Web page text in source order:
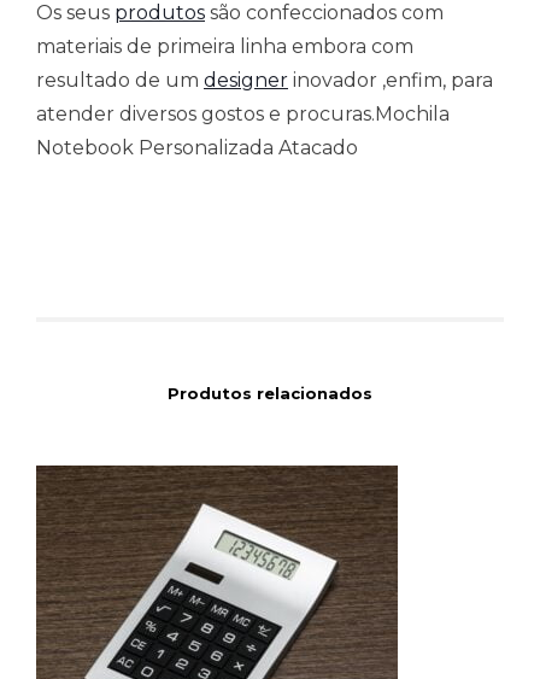
Os seus produtos são confeccionados com
materiais de primeira linha embora com
resultado de um designer inovador ,enfim, para
atender diversos gostos e procuras.Mochila
Notebook Personalizada Atacado
Produtos relacionados